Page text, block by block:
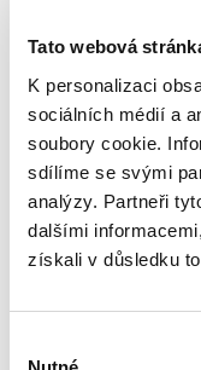
Tato webová
K personalizaci
sociálních médií a
soubory cookie.
sdílíme se svými
analýzy. Partneři
dalšími
získali v důsledku
František
390,00 Kč
souběžného